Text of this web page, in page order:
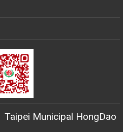
Taipei Municipal HongDao